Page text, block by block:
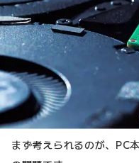
まず考えられるのが、PC